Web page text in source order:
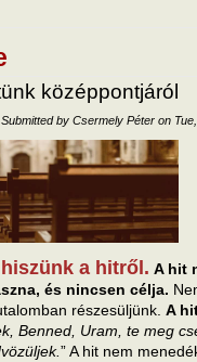
középpontjáról
Submitted by Csermely Péter on
a hitről. A hit
és nincsen célja.
részesüljünk. A
Benned, Uram, te meg
” A hit nem